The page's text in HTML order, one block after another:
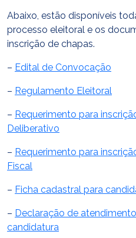
Abaixo, estão disponíveis
processo eleitoral e os
inscrição de chapas.
– Edital de Convocação
– Regulamento Eleitoral
– Requerimento para
Deliberativo
– Requerimento para
Fiscal
– Ficha cadastral para
– Declaração de
candidatura